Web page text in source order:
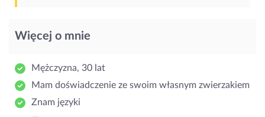
Więcej o mnie
Mężczyzna, 30 lat
Mam doświadczenie ze swoim własnym zwierzakiem
Znam języki